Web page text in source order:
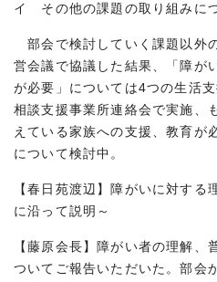
イ その他の課題の取り組みに
部会で検討していく課題以外
営会議で協議した結果、「障が
が必要」については4つの生活
相談支援事業所連絡会で実施、
えている家族への支援、教育が
について検討中。
【春日苑渡辺】障がいに対する
に沿って説明～
【藤原会長】障がい者の理解、
ついてご報告いただいた。部会